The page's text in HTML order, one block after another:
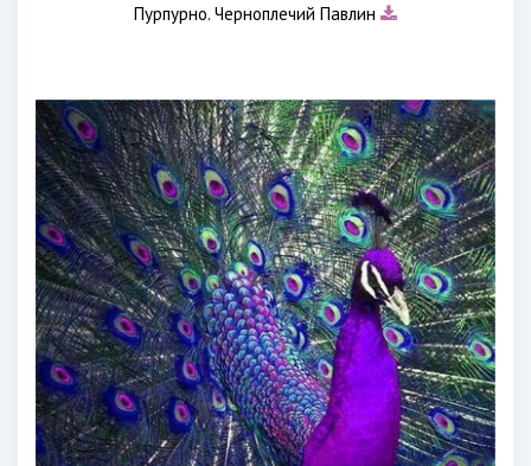
Пурпурно. Черноплечий Павлин